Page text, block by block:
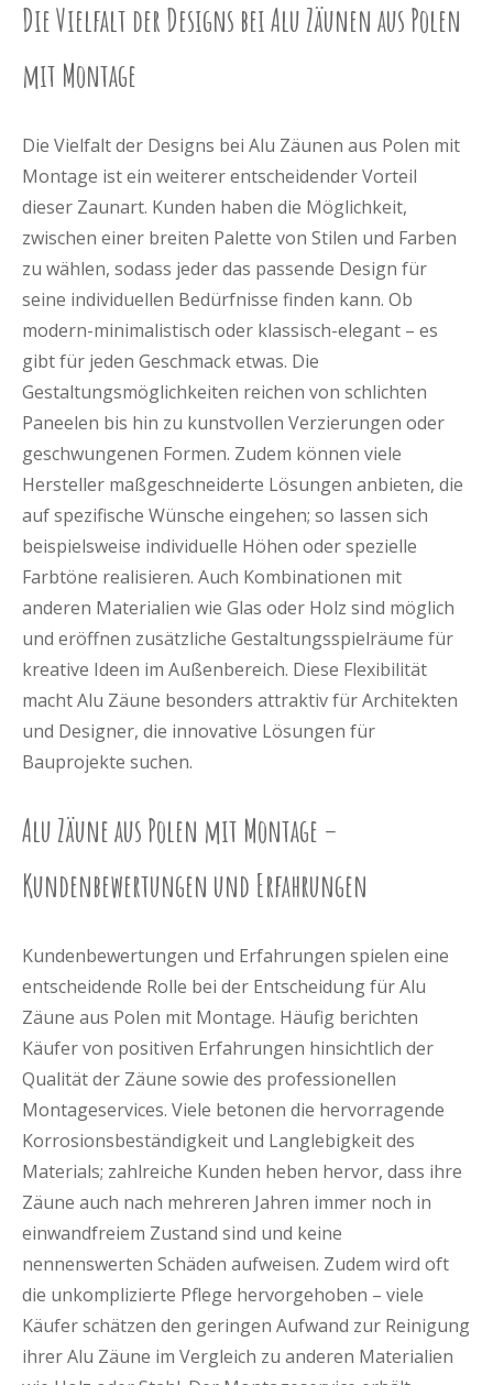
Die Vielfalt der Designs bei Alu Zäunen aus Polen
mit Montage
Die Vielfalt der Designs bei Alu Zäunen aus Polen mit
Montage ist ein weiterer entscheidender Vorteil
dieser Zaunart. Kunden haben die Möglichkeit,
zwischen einer breiten Palette von Stilen und Farben
zu wählen, sodass jeder das passende Design für
seine individuellen Bedürfnisse finden kann. Ob
modern-minimalistisch oder klassisch-elegant – es
gibt für jeden Geschmack etwas. Die
Gestaltungsmöglichkeiten reichen von schlichten
Paneelen bis hin zu kunstvollen Verzierungen oder
geschwungenen Formen. Zudem können viele
Hersteller maßgeschneiderte Lösungen anbieten, die
auf spezifische Wünsche eingehen; so lassen sich
beispielsweise individuelle Höhen oder spezielle
Farbtöne realisieren. Auch Kombinationen mit
anderen Materialien wie Glas oder Holz sind möglich
und eröffnen zusätzliche Gestaltungsspielräume für
kreative Ideen im Außenbereich. Diese Flexibilität
macht Alu Zäune besonders attraktiv für Architekten
und Designer, die innovative Lösungen für
Bauprojekte suchen.
Alu Zäune aus Polen mit Montage –
Kundenbewertungen und Erfahrungen
Kundenbewertungen und Erfahrungen spielen eine
entscheidende Rolle bei der Entscheidung für Alu
Zäune aus Polen mit Montage. Häufig berichten
Käufer von positiven Erfahrungen hinsichtlich der
Qualität der Zäune sowie des professionellen
Montageservices. Viele betonen die hervorragende
Korrosionsbeständigkeit und Langlebigkeit des
Materials; zahlreiche Kunden heben hervor, dass ihre
Zäune auch nach mehreren Jahren immer noch in
einwandfreiem Zustand sind und keine
nennenswerten Schäden aufweisen. Zudem wird oft
die unkomplizierte Pflege hervorgehoben – viele
Käufer schätzen den geringen Aufwand zur Reinigung
ihrer Alu Zäune im Vergleich zu anderen Materialien